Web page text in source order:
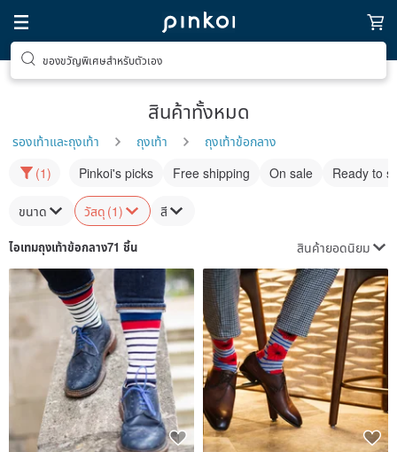
ของขวัญพิเศษสำหรับตัวเอง
สินค้าทั้งหมด
รองเท้าและถุงเท้า ถุงเท้า
ถุงเท้าข้อกลาง
(1)
Pinkoi's picks Free shipping On sale Ready to
ขนาด วัสดุ (1) สี
ไอเทมถุงเท้าข้อกลาง71 ชิ้น สินค้ายอดนิยม